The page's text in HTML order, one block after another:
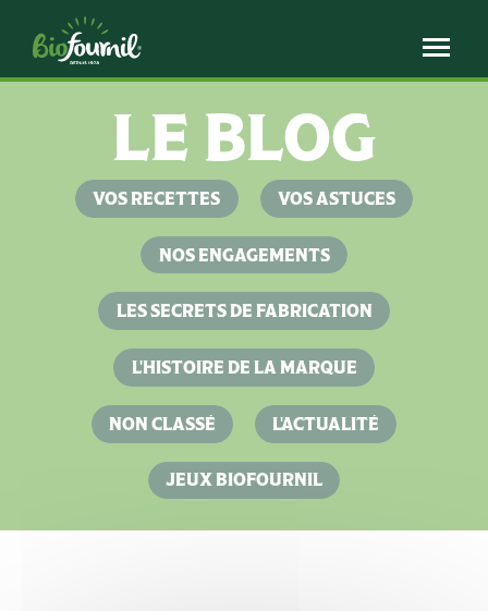
LE BLOG
VOS RECETTES VOS ASTUCES
NOS ENGAGEMENTS
LES SECRETS DE FABRICATION
L'HISTOIRE DE LA MARQUE
NON CLASSÉ L'ACTUALITÉ
JEUX BIOFOURNIL
Panneau de gestion des cookies